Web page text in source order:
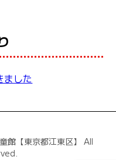
ました
館【東京都江東区】 All